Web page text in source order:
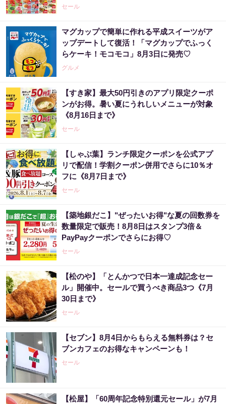
セール
マグカップで簡単に作れる平成スイーツがア
ップデートして復活！「マグカップでふっく
らケーキ！モコモコ」8月3日に発売♡
グルメ
【すき家】最大50円引きのアプリ限定クーポ
ンがお得。暑い夏にうれしいメニューが対象
《8月16日まで》
セール
【しゃぶ葉】ランチ限定クーポンを公式アプ
リで配信！学割クーポン併用でさらに10％オ
フに《8月7日まで》
セール
【築地銀だこ】"ぜったいお得"な夏の回数券を
数量限定で販売！8月8日はスタンプ3倍＆
PayPayクーポンでさらにお得♡
セール
【松のや】「とんかつで日本一達成記念セー
ル」開催中。セールで買うべき商品3つ《7月
30日まで》
セール
【セブン】8月4日からもらえる無料券は？セ
ブンカフェのお得なキャンペーンも！
セール
【松屋】「60周年記念特別還元セール」が7月